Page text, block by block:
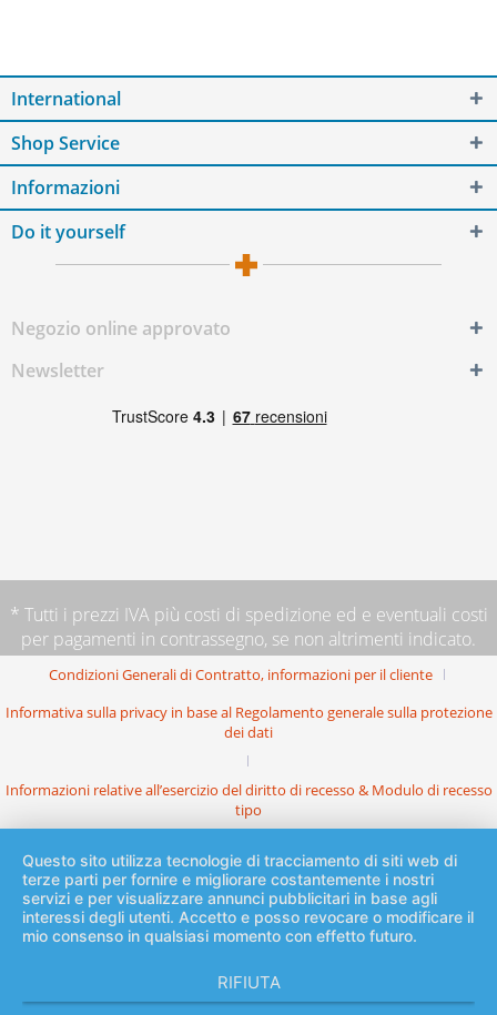
International
Shop Service
Informazioni
Do it yourself
Negozio online approvato
Newsletter
* Tutti i prezzi IVA più costi di spedizione ed e eventuali costi
per pagamenti in contrassegno, se non altrimenti indicato.
Condizioni Generali di Contratto, informazioni per il cliente
Informativa sulla privacy in base al Regolamento generale sulla protezione
dei dati
Informazioni relative all’esercizio del diritto di recesso & Modulo di recesso
tipo
Questo sito utilizza tecnologie di tracciamento di siti web di
terze parti per fornire e migliorare costantemente i nostri
servizi e per visualizzare annunci pubblicitari in base agli
interessi degli utenti. Accetto e posso revocare o modificare il
mio consenso in qualsiasi momento con effetto futuro.
RIFIUTA